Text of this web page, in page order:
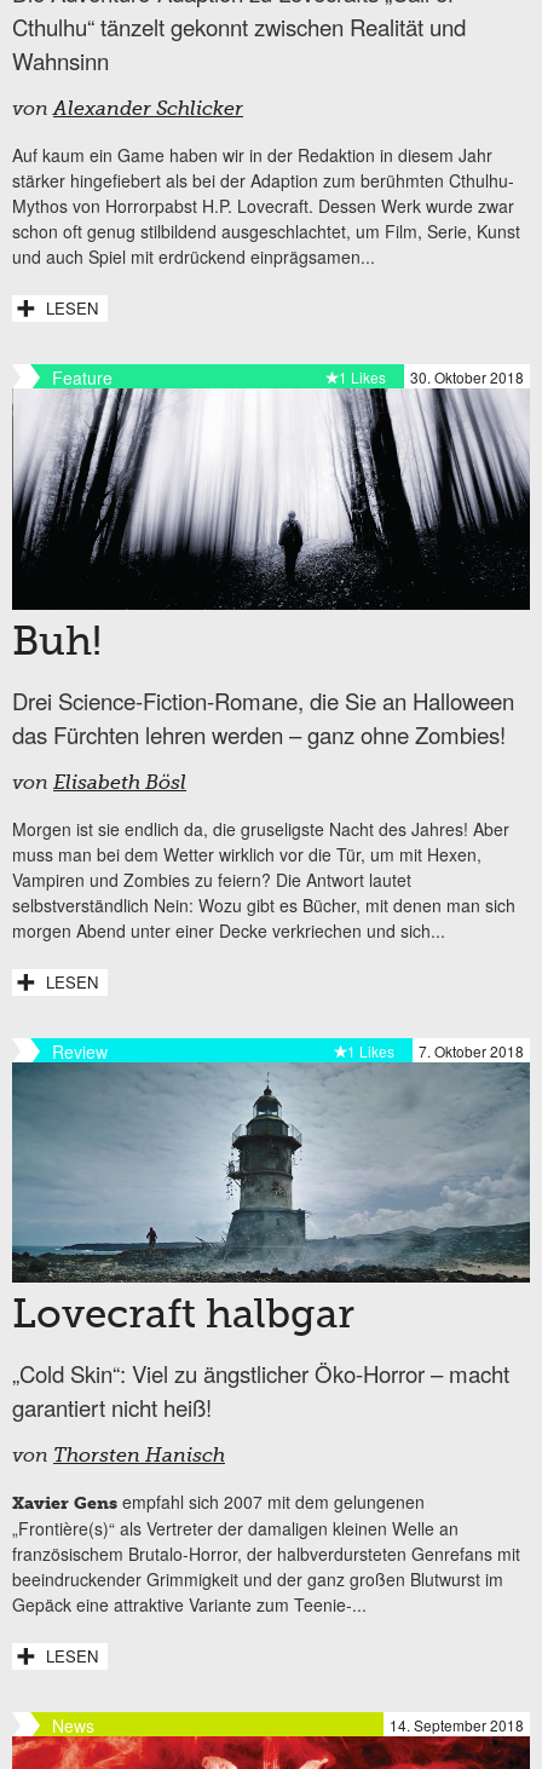
Cthulhu“ tänzelt gekonnt zwischen Realität und
Wahnsinn
vonAlexander Schlicker
Auf kaum ein Game haben wir in der Redaktion in diesem Jahr
stärker hingefiebert als bei der Adaption zum berühmten Cthulhu-
Mythos von Horrorpabst H.P. Lovecraft. Dessen Werk wurde zwar
schon oft genug stilbildend ausgeschlachtet, um Film, Serie, Kunst
und auch Spiel mit erdrückend einprägsamen...
LESEN
Feature 30. Oktober 2018
1 Likes
Buh!
Drei Science-Fiction-Romane, die Sie an Halloween
das Fürchten lehren werden – ganz ohne Zombies!
von Elisabeth Bösl
Morgen ist sie endlich da, die gruseligste Nacht des Jahres! Aber
muss man bei dem Wetter wirklich vor die Tür, um mit Hexen,
Vampiren und Zombies zu feiern? Die Antwort lautet
selbstverständlich Nein: Wozu gibt es Bücher, mit denen man sich
morgen Abend unter einer Decke verkriechen und sich...
LESEN
Review 7. Oktober 2018
1 Likes
Lovecraft halbgar
„Cold Skin“: Viel zu ängstlicher Öko-Horror – macht
garantiert nicht heiß!
von Thorsten Hanisch
Xavier Gens empfahl sich 2007 mit dem gelungenen
„Frontière(s)“ als Vertreter der damaligen kleinen Welle an
französischem Brutalo-Horror, der halbverdursteten Genrefans mit
beeindruckender Grimmigkeit und der ganz großen Blutwurst im
Gepäck eine attraktive Variante zum Teenie-...
LESEN
News 14. September 2018